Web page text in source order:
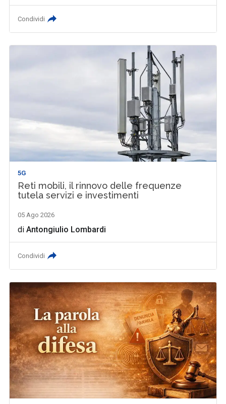
Condividi
5G
Reti mobili, il rinnovo delle frequenze
tutela servizi e investimenti
05 Ago 2026
diAntongiulio Lombardi
Condividi